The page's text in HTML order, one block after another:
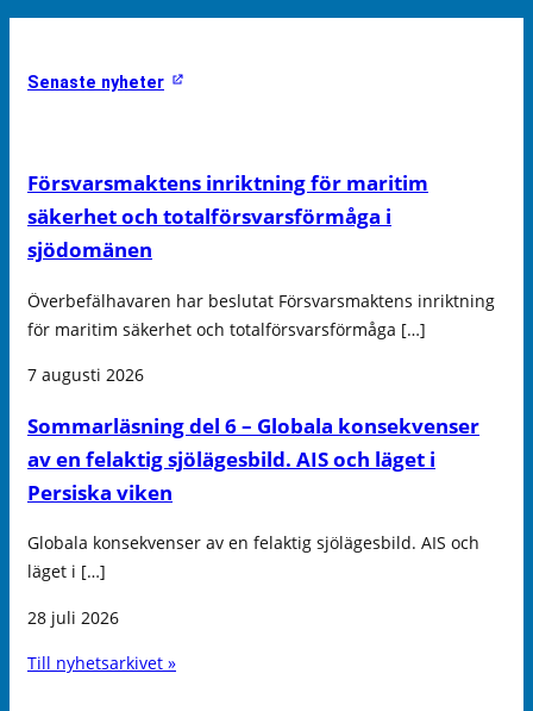
Senaste nyheter
Försvarsmaktens inriktning för maritim
säkerhet och totalförsvarsförmåga i
sjödomänen
Överbefälhavaren har beslutat Försvarsmaktens inriktning
för maritim säkerhet och totalförsvarsförmåga […]
7 augusti 2026
Sommarläsning del 6 – Globala konsekvenser
av en felaktig sjölägesbild. AIS och läget i
Persiska viken
Globala konsekvenser av en felaktig sjölägesbild. AIS och
läget i […]
28 juli 2026
Till nyhetsarkivet »